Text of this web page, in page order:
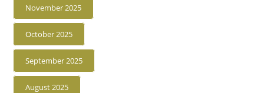
November 2025
October 2025
September 2025
August 2025